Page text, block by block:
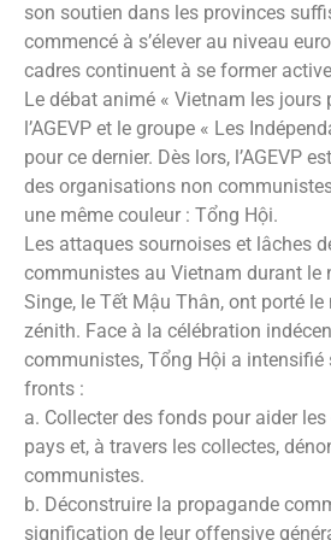
son soutien dans les provinces
commencé à s’élever au niveau
cadres continuent à se former
Le débat animé « Vietnam les jours
l’AGEVP et le groupe « Les
pour ce dernier. Dès lors, l’AGEVP
des organisations non
une même couleur : Tổng Hội.
Les attaques sournoises et lâches
communistes au Vietnam durant le
Singe, le Tết Mậu Thân, ont porté
zénith. Face à la célébration
communistes, Tổng Hội a intensifié
fronts :
a. Collecter des fonds pour aider
pays et, à travers les collectes,
communistes.
b. Déconstruire la propagande
signification de leur offensive